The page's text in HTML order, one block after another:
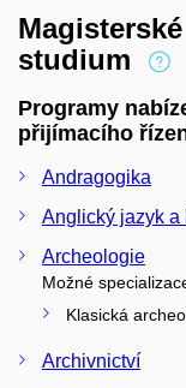
studium
Programy
přijímacího
Andragogika
Anglický jazyk a
Archeologie
Možné
Klasická
Archivnictví